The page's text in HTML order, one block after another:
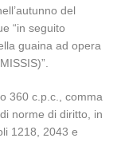
del
“in seguito
guaina ad opera
360 c.p.c., comma
norme di diritto, in
1218, 2043 e